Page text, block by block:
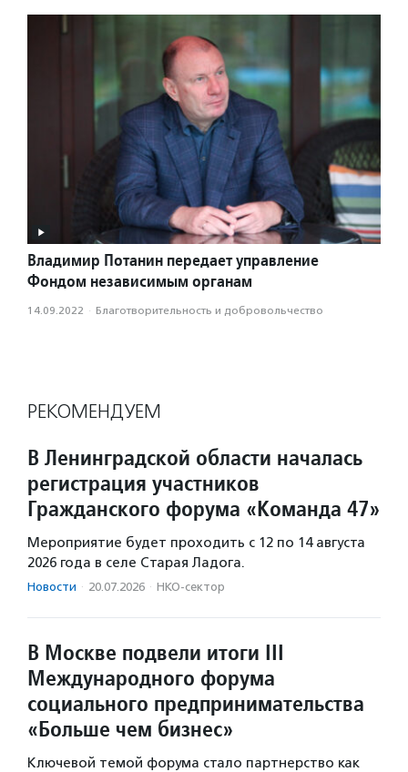
Владимир Потанин передает управление
Фондом независимым органам
14.09.2022 · Благотвори­тель­ность и доброволь­чест­во
РЕКОМЕНДУЕМ
В Ленинградской области началась
регистрация участников
Гражданского форума «Команда 47»
Мероприятие будет проходить с 12 по 14 августа
2026 года в селе Старая Ладога.
Новости · 20.07.2026 · НКО-сектор
В Москве подвели итоги III
Международного форума
социального предпринимательства
«Больше чем бизнес»
Ключевой темой форума стало партнерство как